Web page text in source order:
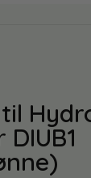
DIUB1